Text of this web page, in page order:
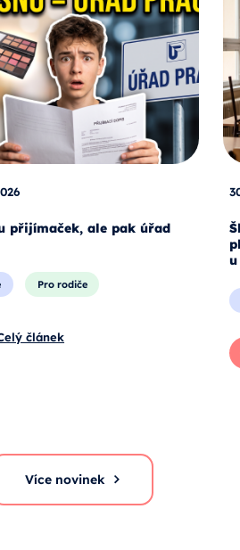
přijímaček, ale pak úřad
Pro rodiče
článek
Více novinek